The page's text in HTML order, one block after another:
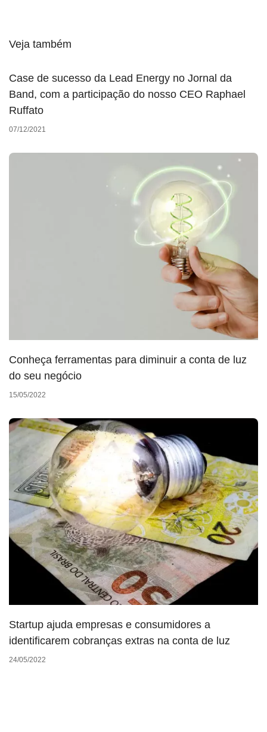
Veja também
Case de sucesso da Lead Energy no Jornal da
Band, com a participação do nosso CEO Raphael
Ruffato
07/12/2021
Conheça ferramentas para diminuir a conta de luz
do seu negócio
15/05/2022
Startup ajuda empresas e consumidores a
identificarem cobranças extras na conta de luz
24/05/2022